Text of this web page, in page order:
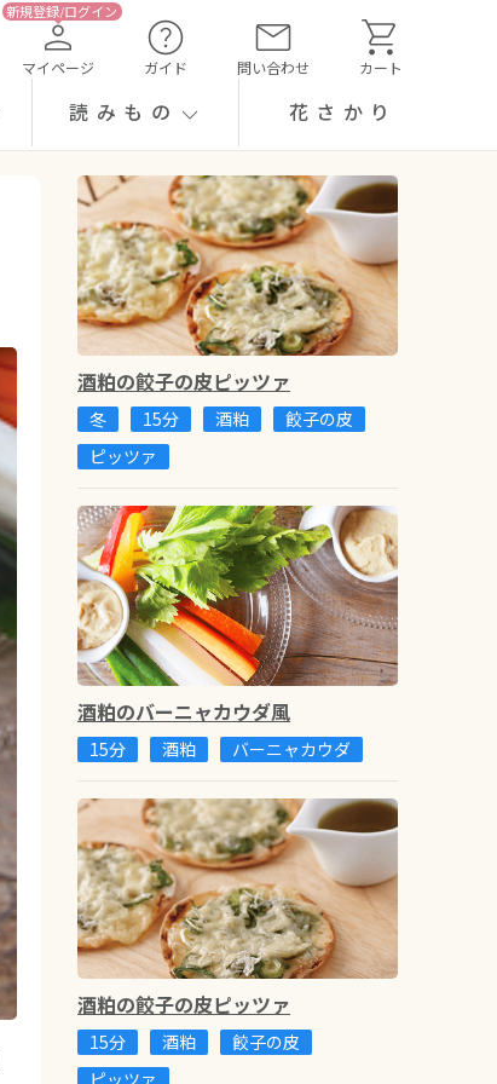
マイページ ガイド 問い合わせ カート
読みもの 花さかり
酒粕の餃子の皮ピッツァ
冬 15分 酒粕
餃子の皮
ピッツァ
酒粕のバーニャカウダ風
15分 酒粕 バーニャカウダ
酒粕の餃子の皮ピッツァ
15分 酒粕
餃子の皮